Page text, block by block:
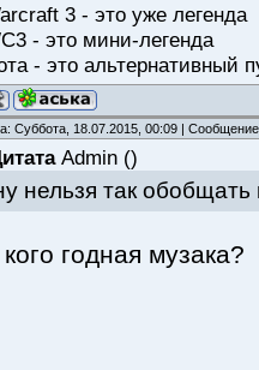
3 - это уже легенда
- это мини-легенда
- это альтернативный
Суббота, 18.07.2015, 00:09 |
Admin ()
нельзя так обобщать
годная музака?